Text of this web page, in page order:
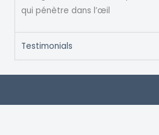
qui pénètre dans l’œil
Testimonials